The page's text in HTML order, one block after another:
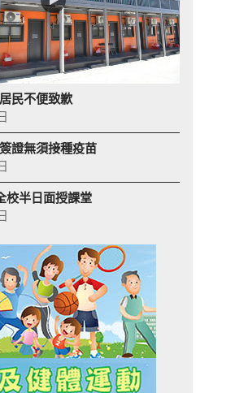
民不便致歉
證無須接種疫苗
校半日面授課堂